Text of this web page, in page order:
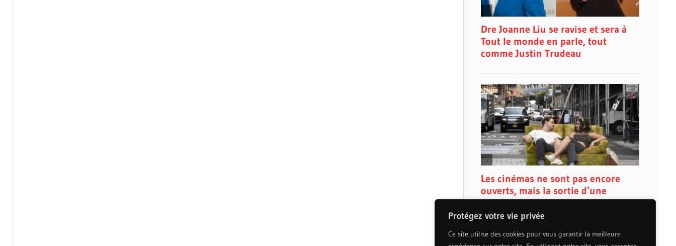
Protégez votre vie privée
Ce site utilise des cookies pour vous garantir la meilleure